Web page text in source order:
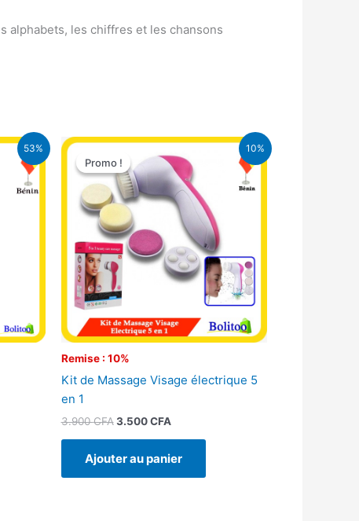
alphabets, les chiffres et les chansons
53% 10%
Promo !
Remise : 10%
Promo !
Kit de Massage Visage électrique 5
en 1
3.900CFA
Le
initial
était :
3.900 CFA.
3.500CFA
Le
prix
actuel
est :
3.500 CFA.
Ajouter au panier